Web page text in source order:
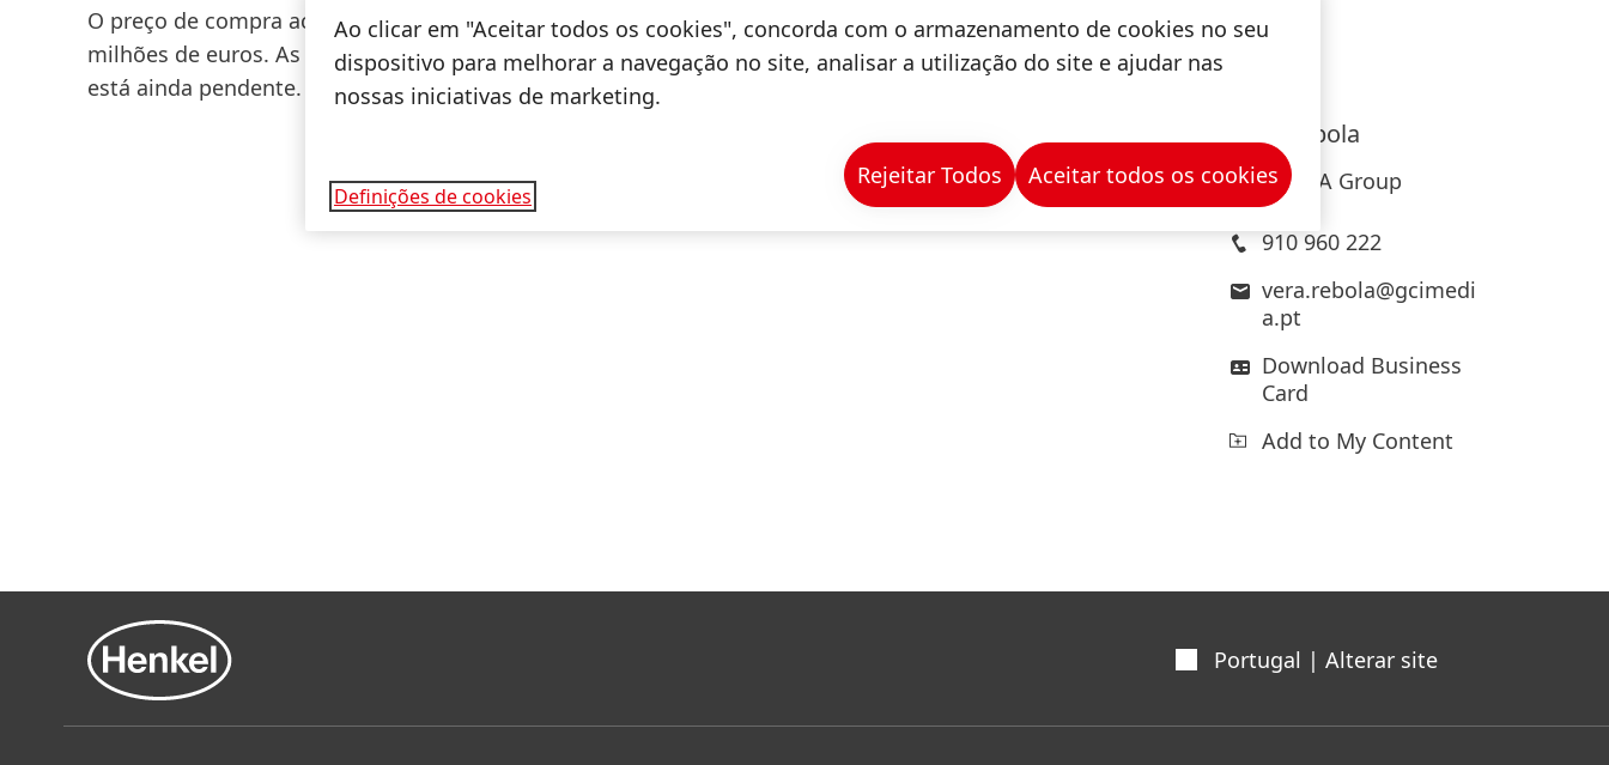
responsabilidade para construir um
futuro melhor. Juntos.
HENKEL.COM
O preço de compra acordado ascende a 54 mil milhões de rublos, o que corresponde a cerca de 600
milhões de euros. As autoridades russas competentes já aprovaram a transação; o encerramento final
está ainda pendente.
Rebola
GCIMEDIA Group
910 960 222
vera.rebola@gcimedi
a.pt
Download Business
Card
Add to My Content
Portugal | Alterar site
Ao clicar em "Aceitar todos os cookies", concorda com o armazenamento de cookies no seu
dispositivo para melhorar a navegação no site, analisar a utilização do site e ajudar nas
nossas iniciativas de marketing.
Definições de cookies
Rejeitar Todos Aceitar todos os cookies